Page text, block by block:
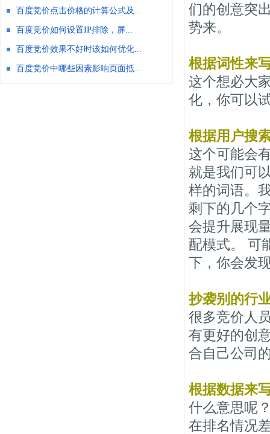
们的创意突
势来。
根据词性来
这个想必大
化，你可以
根据用户搜
这个可能会
就是我们可
样的词语。
剩下的几个
会提升展现
配模式。 可
下，你会发
抄袭别的行
很多竞价人
有更好的创
合自己公司
根据数据来
什么意思呢
在排名情况
百度竞价点击价格的计算公式及...
百度竞价如何设置IP排除，屏...
百度竞价效果不好时该如何优化...
百度竞价中哪些因素影响页面抵...